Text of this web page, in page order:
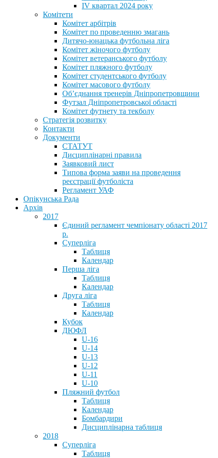
IV квартал 2024 року
Комітети
Комітет арбітрів
Комітет по проведенню змагань
Дитячо-юнацька футбольна ліга
Комітет жіночого футболу
Комітет ветеранського футболу
Комітет пляжного футболу
Комітет студентського футболу
Комітет масового футболу
Обʼєднання тренерів Дніпропетровщини
Футзал Дніпропетровської області
Комітет футнету та текболу
Стратегія розвитку
Контакти
Документи
СТАТУТ
Дисциплінарні правила
Заявковий лист
Типова форма заяви на проведення
реєстрації футболіста
Регламент УАФ
Опікунська Рада
Архів
2017
Єдиний регламент чемпіонату області 2017
р.
Суперліга
Таблиця
Календар
Перша ліга
Таблиця
Календар
Друга ліга
Таблиця
Календар
Кубок
ДЮФЛ
U-16
U-14
U-13
U-12
U-11
U-10
Пляжний футбол
Таблиця
Календар
Бомбардири
Дисциплінарна таблиця
2018
Суперліга
Таблиця